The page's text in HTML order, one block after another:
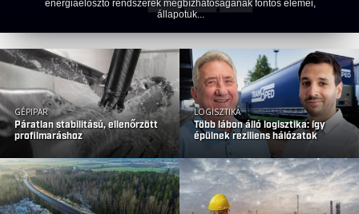
Stratégiai együttműködési megállapodást írt alá a CATL és a
Solarpro Technology 2 GWh kapacitású nátriumion-akkumulátoros
energiatároló rendszerek fejlesztésére és...
GÉPIPAR
Páratlan stabilitású, ellenőrzött
profilmaráshoz
LOGISZTIKA
Több lábon álló logisztika: így
épülnek reziliens hálózatok